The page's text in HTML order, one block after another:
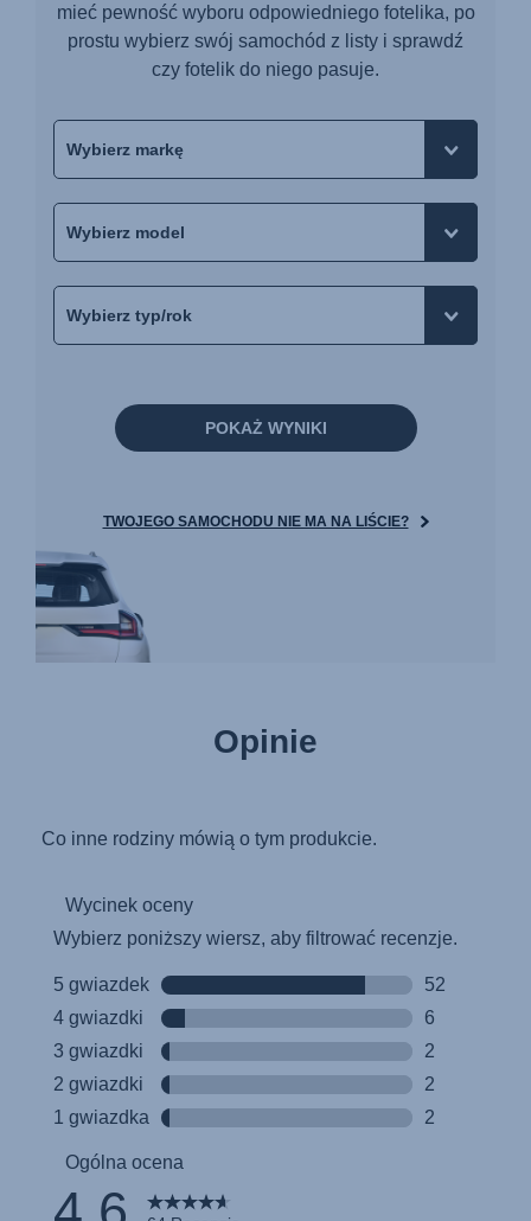
mieć pewność wyboru odpowiedniego fotelika, po
prostu wybierz swój samochód z listy i sprawdź
czy fotelik do niego pasuje.
POKAŻ WYNIKI
TWOJEGO SAMOCHODU NIE MA NA LIŚCIE?
Opinie